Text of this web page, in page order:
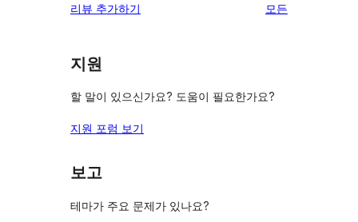
리뷰 추가하기 모든
지원
할 말이 있으신가요? 도움이 필요한가요?
지원 포럼 보기
보고
테마가 주요 문제가 있나요?